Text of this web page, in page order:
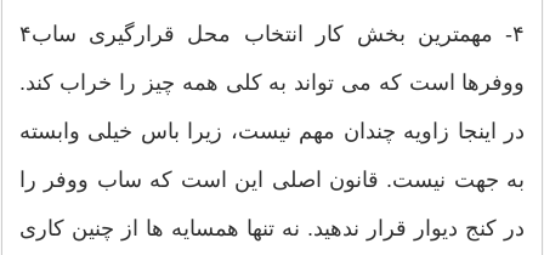
۴‫۴- مهمترین بخش کار انتخاب محل قرارگیری ساب
ووفرها است که می تواند به کلی همه چیز را خراب کند.
در اینجا زاویه چندان مهم نیست، زیرا باس خیلی وابسته
به جهت نیست. قانون اصلی این است که ساب ووفر را
در کنج دیوار قرار ندهید. نه تنها همسایه ها از چنین کاری